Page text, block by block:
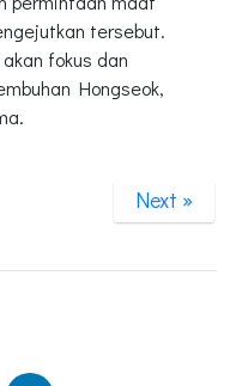
tersebut.
fokus dan
Hongseok,
Next »